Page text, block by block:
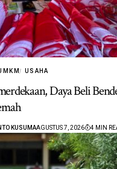
USAHA
Daya Beli
KUSUMAAGUSTUS 7, 2026 4 MIN